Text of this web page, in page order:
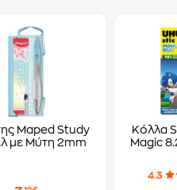
Maped Study
με Μύτη 2mm
Κόλλα
Magic
4.3